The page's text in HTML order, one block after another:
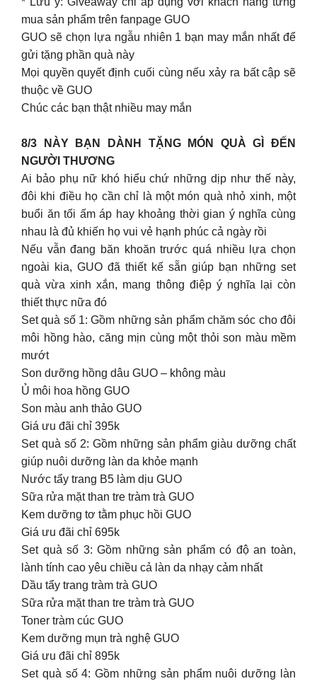
mua sản phẩm trên fanpage GUO
GUO sẽ chọn lựa ngẫu nhiên 1 bạn may mắn nhất để
gửi tặng phần quà này
Mọi quyền quyết định cuối cùng nếu xảy ra bất cập sẽ
thuộc về GUO
Chúc các bạn thật nhiều may mắn
8/3 NÀY BẠN DÀNH TẶNG MÓN QUÀ GÌ ĐẾN
NGƯỜI THƯƠNG
Ai bảo phụ nữ khó hiểu chứ những dịp như thế này,
đôi khi điều họ cần chỉ là một món quà nhỏ xinh, một
buổi ăn tối ấm áp hay khoảng thời gian ý nghĩa cùng
nhau là đủ khiến họ vui vẻ hạnh phúc cả ngày rồi
Nếu vẫn đang băn khoăn trước quá nhiều lựa chọn
ngoài kia, GUO đã thiết kế sẵn giúp bạn những set
quà vừa xinh xắn, mang thông điệp ý nghĩa lại còn
thiết thực nữa đó
Set quà số 1: Gồm những sản phẩm chăm sóc cho đôi
môi hồng hào, căng mịn cùng một thỏi son màu mềm
mướt
Son dưỡng hồng dâu GUO – không màu
Ủ môi hoa hồng GUO
Son màu anh thảo GUO
Giá ưu đãi chỉ 395k
Set quà số 2: Gồm những sản phẩm giàu dưỡng chất
giúp nuôi dưỡng làn da khỏe mạnh
Nước tẩy trang B5 làm dịu GUO
Sữa rửa mặt than tre tràm trà GUO
Kem dưỡng tơ tằm phục hồi GUO
Giá ưu đãi chỉ 695k
Set quà số 3: Gồm những sản phẩm có độ an toàn,
lành tính cao yêu chiều cả làn da nhạy cảm nhất
Dầu tẩy trang tràm trà GUO
Sữa rửa mặt than tre tràm trà GUO
Toner tràm cúc GUO
Kem dưỡng mụn trà nghệ GUO
Giá ưu đãi chỉ 895k
Set quà số 4: Gồm những sản phẩm nuôi dưỡng làn